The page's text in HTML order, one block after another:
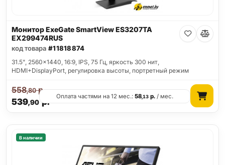
Монитор ExeGate SmartView ES3207TA
EX299474RUS
код товара #11818874
31.5", 2560x1440, 16:9, IPS, 75 Гц, яркость 300 нит,
HDMI+DisplayPort, регулировка высоты, портретный режим
539,90р.
558,80р.
Оплата частями на 12 мес.:58,13 р. / мес.
В наличии